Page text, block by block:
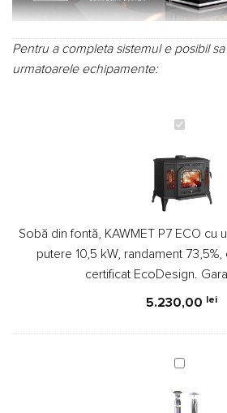
Pentru a completa sistemul e posibil
urmatoarele echipamente:
Sobă
fontă,
KAWMET
P7
cu
ușă
laterală
putere
clasa
Sobă din fontă, KAWMET P7 ECO cu
putere 10,5 kW, randament
certificat EcoDesign.
5.230,00 lei
Coș
fum